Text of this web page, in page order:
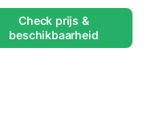
Check prijs &
beschikbaarheid